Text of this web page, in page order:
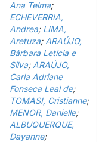
Ana Telma;
ECHEVERRIA,
Andrea; LIMA,
Aretuza; ARAÚJO,
Bárbara Letícia e
Silva; ARAÚJO,
Carla Adriane
Fonseca Leal de;
TOMASI, Cristianne;
MENOR, Danielle;
ALBUQUERQUE,
Dayanne;